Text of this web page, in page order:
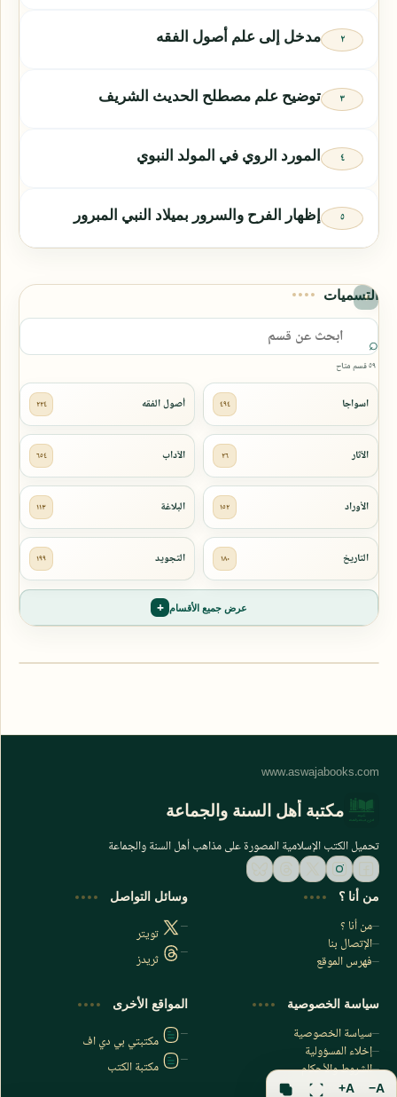
مدخل إلى علم أصول الفقه
توضيح علم مصطلح الحديث الشريف
المورد الروي في المولد النبوي
إظهار الفرح والسرور بميلاد النبي المبرور
التسميات
٥٩ قسم متاح
عرض جميع الأقسام
اشترك الآن
اشترك في قناتنا على تليجرام
مكتبة أهل السنة والجماعة
تحميل الكتب الإسلامية المصورة على مذاهب أهل السنة والجماعة
من أنا ؟
من أنا ؟
الإتصال بنا
فهرس الموقع
وسائل التواصل
تويتر
ثريدز
سياسة الخصوصية
سياسة الخصوصية
إخلاء المسؤولية
الشروط والأحكام
فهرس الموقع
المواقع الأخرى
مكتبتي بي دي اف
مكتبة الكتب
A−
A+